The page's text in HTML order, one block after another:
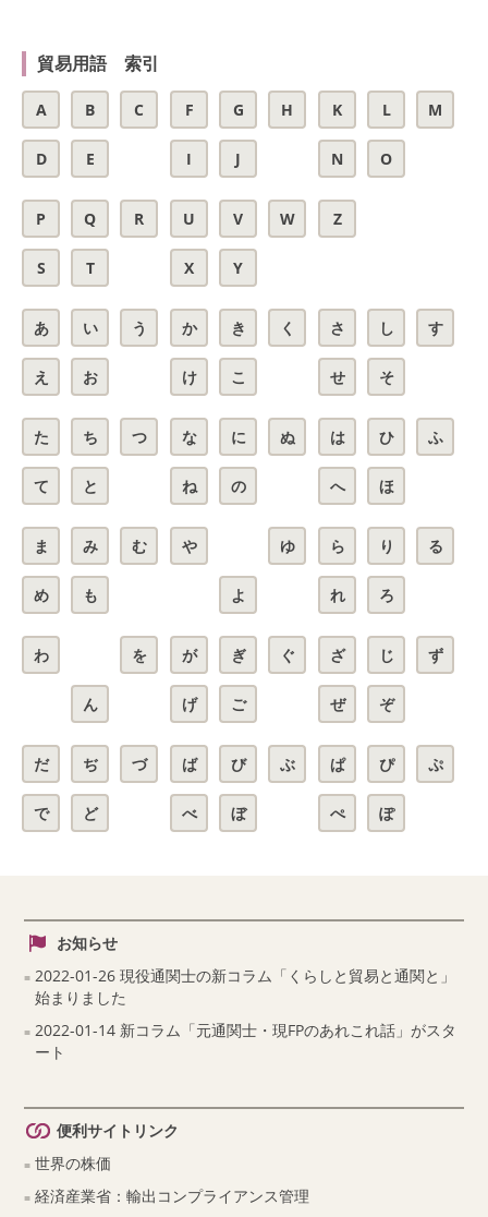
貿易用語 索引
A B C
D E
F G H
I J
K L M
N O
P Q R
S T
U V W
X Y
Z
あ い う
え お
か き く
け こ
さ し す
せ そ
た ち つ
て と
な に ぬ
ね の
は ひ ふ
へ ほ
ま み む
め も
や ゆ
よ
ら り る
れ ろ
わ を
ん
が ぎ ぐ
げ ご
ざ じ ず
ぜ ぞ
だ ぢ づ
で ど
ば び ぶ
べ ぼ
ぱ ぴ ぷ
ぺ ぽ
お知らせ
2022-01-26 現役通関士の新コラム「くらしと貿易と通関と」
始まりました
2022-01-14 新コラム「元通関士・現FPのあれこれ話」がスタ
ート
便利サイトリンク
世界の株価
経済産業省：輸出コンプライアンス管理